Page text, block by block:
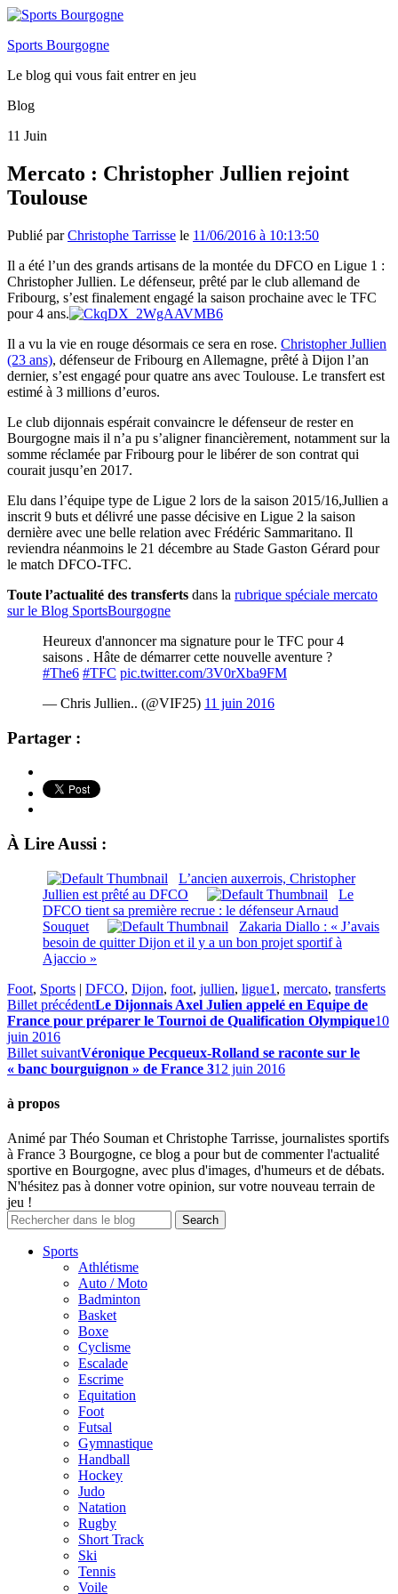
Sports Bourgogne
Le blog qui vous fait entrer en jeu
Blog
11 Juin
Mercato : Christopher Jullien rejoint
Toulouse
Publié parChristophe Tarrisse le 11/06/2016 à 10:13:50
Il a été l’un des grands artisans de la montée du DFCO en Ligue 1 :
Christopher Jullien. Le défenseur, prêté par le club allemand de
Fribourg, s’est finalement engagé la saison prochaine avec le TFC
pour 4 ans.
Il a vu la vie en rouge désormais ce sera en rose. Christopher Jullien
(23 ans), défenseur de Fribourg en Allemagne, prêté à Dijon l’an
dernier, s’est engagé pour quatre ans avec Toulouse. Le transfert est
estimé à 3 millions d’euros.
Le club dijonnais espérait convaincre le défenseur de rester en
Bourgogne mais il n’a pu s’aligner financièrement, notamment sur la
somme réclamée par Fribourg pour le libérer de son contrat qui
courait jusqu’en 2017.
Elu dans l’équipe type de Ligue 2 lors de la saison 2015/16,Jullien a
inscrit 9 buts et délivré une passe décisive en Ligue 2 la saison
dernière avec une belle relation avec Frédéric Sammaritano. Il
reviendra néanmoins le 21 décembre au Stade Gaston Gérard pour
le match DFCO-TFC.
Toute l’actualité des transferts dans la rubrique spéciale mercato
sur le Blog SportsBourgogne
Heureux d'annoncer ma signature pour le TFC pour 4
saisons . Hâte de démarrer cette nouvelle aventure ?
#The6 #TFC pic.twitter.com/3V0rXba9FM
— Chris Jullien.. (@VIF25) 11 juin 2016
Partager :
À Lire Aussi :
L’ancien auxerrois, Christopher
Jullien est prêté au DFCO
Le
DFCO tient sa première recrue : le défenseur Arnaud
Souquet
Zakaria Diallo : « J’avais
besoin de quitter Dijon et il y a un bon projet sportif à
Ajaccio »
Foot, Sports | DFCO, Dijon, foot, jullien, ligue1 , mercato, transferts
Billet précédentLe Dijonnais Axel Julien appelé en Equipe de
France pour préparer le Tournoi de Qualification Olympique10
juin 2016
Billet suivantVéronique Pecqueux-Rolland se raconte sur le
« banc bourguignon » de France 312 juin 2016
à propos
Animé par Théo Souman et Christophe Tarrisse, journalistes sportifs
à France 3 Bourgogne, ce blog a pour but de commenter l'actualité
sportive en Bourgogne, avec plus d'images, d'humeurs et de débats.
N'hésitez pas à donner votre opinion, sur votre nouveau terrain de
jeu !
Sports
Athlétisme
Auto / Moto
Badminton
Basket
Boxe
Cyclisme
Escalade
Escrime
Equitation
Foot
Futsal
Gymnastique
Handball
Hockey
Judo
Natation
Rugby
Short Track
Ski
Tennis
Voile